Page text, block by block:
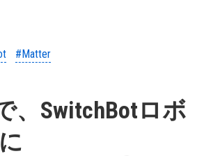
#Matter
、SwitchBotロボ